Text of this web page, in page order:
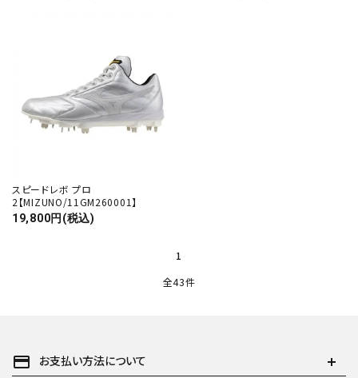
スピードレボ プロ
2【MIZUNO/11GM260001】
19,800円(税込)
1
全43件
payment お支払い方法について